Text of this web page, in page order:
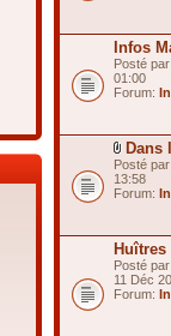
Infos
Posté
01:00
Forum:
Dans
Posté
13:58
Forum:
Posté
11 Déc
Forum: